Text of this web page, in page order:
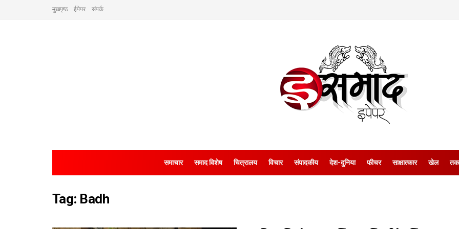
मुखपृष्ठ ईपेपर संपर्क
समाचार समाद विशेष चित्रालय विचार संपादकीय देश-दुनिया फीचर साक्षात्‍कार खेल
Tag: Badh